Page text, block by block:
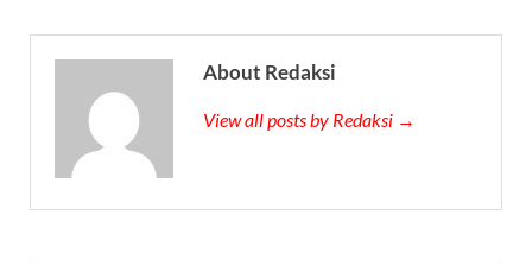
About Redaksi
View all posts by Redaksi →